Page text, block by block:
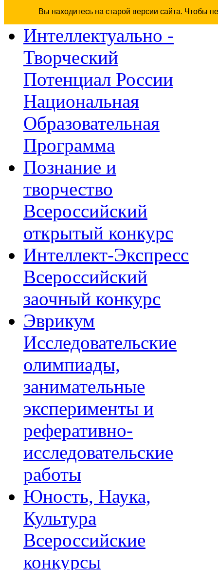
Вы находитесь на старой версии сайта. Чтобы
Интеллектуально -
Творческий
Потенциал России
Национальная
Образовательная
Программа
Познание и
творчество
Всероссийский
открытый конкурс
Интеллект-Экспресс
Всероссийский
заочный конкурс
Эврикум
Исследовательские
олимпиады,
занимательные
эксперименты и
реферативно-
исследовательские
работы
Юность, Наука,
Культура
Всероссийские
конкурсы